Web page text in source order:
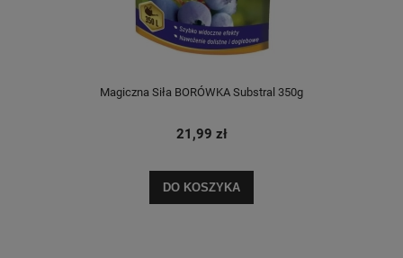
Magiczna Siła BORÓWKA Substral 350g
21,99 zł
DO KOSZYKA